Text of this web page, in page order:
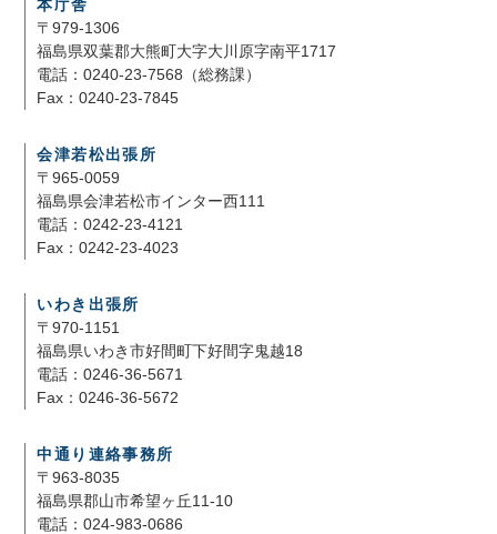
本庁舎
〒979-1306
福島県双葉郡大熊町大字大川原字南平1717
電話：0240-23-7568（総務課）
Fax：0240-23-7845
会津若松出張所
〒965-0059
福島県会津若松市インター西111
電話：0242-23-4121
Fax：0242-23-4023
いわき出張所
〒970-1151
福島県いわき市好間町下好間字鬼越18
電話：0246-36-5671
Fax：0246-36-5672
中通り連絡事務所
〒963-8035
福島県郡山市希望ヶ丘11-10
電話：024-983-0686